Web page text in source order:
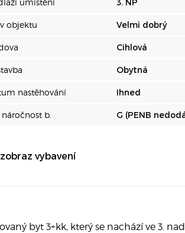
umístění 3. NP
objektu Velmi dobrý
Cihlová
Obytná
nastěhování Ihned
náročnost b. G (PENB
zobraz vybavení
byt 3+kk, který se nachází ve 3.